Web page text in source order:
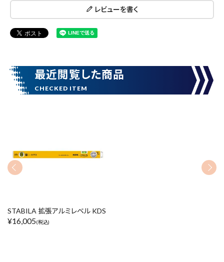
価格から探す
在庫のない商品を表示しない
レビューを書く
最近閲覧した商品
STABILA 拡張アルミレベル KDS
¥16,005(税込)